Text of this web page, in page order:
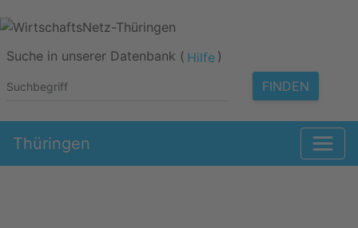
Suche in unserer Datenbank ( Hilfe )
FINDEN
Thüringen